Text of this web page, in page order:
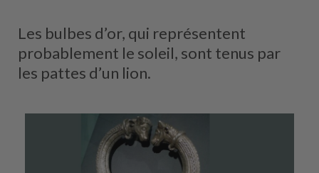
Les bulbes d’or, qui représentent
probablement le soleil, sont tenus par
les pattes d’un lion.